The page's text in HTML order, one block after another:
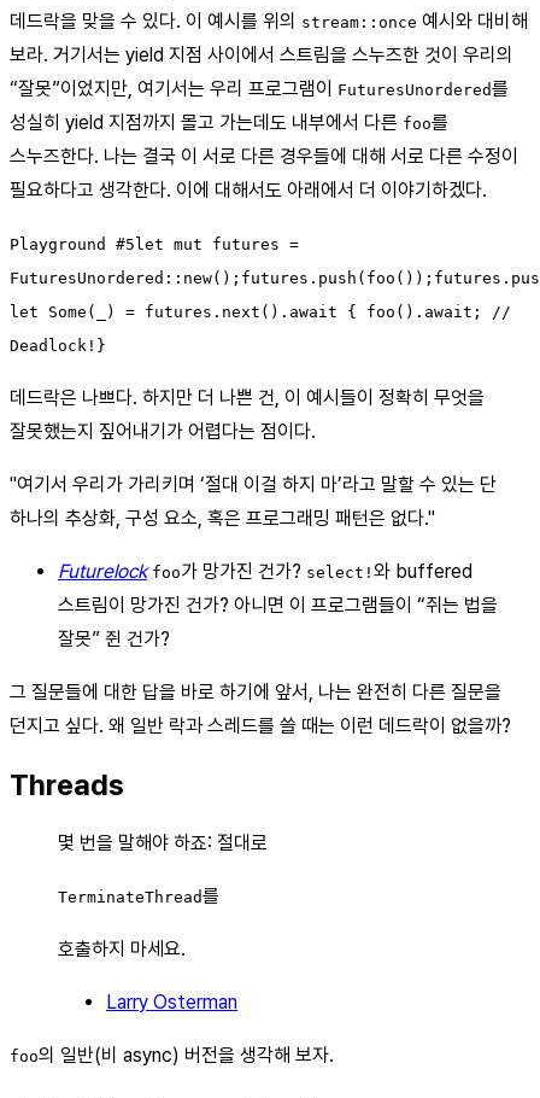
데드락을 맞을 수 있다. 이 예시를 위의
stream::once 예시와 대비해
보라. 거기서는 yield 지점 사이에서 스트림을 스누즈한 것이 우리의
“잘못”이었지만, 여기서는 우리 프로그램이
FuturesUnordered를
성실히 yield 지점까지 몰고 가는데도 내부에서 다른 foo를
스누즈한다. 나는 결국 이 서로 다른 경우들에 대해 서로 다른 수정이
필요하다고 생각한다. 이에 대해서도 아래에서 더 이야기하겠다.
Playground #5let mut futures =
let Some(_) = futures.next().await { foo().await; //
Deadlock!}
데드락은 나쁘다. 하지만 더 나쁜 건, 이 예시들이 정확히 무엇을
잘못했는지 짚어내기가 어렵다는 점이다.
"여기서 우리가 가리키며 ‘절대 이걸 하지 마’라고 말할 수 있는 단
하나의 추상화, 구성 요소, 혹은 프로그래밍 패턴은 없다."
Futurelock foo가 망가진 건가? select! 와 buffered
스트림이 망가진 건가? 아니면 이 프로그램들이 “쥐는 법을
잘못” 쥔 건가?
그 질문들에 대한 답을 바로 하기에 앞서, 나는 완전히 다른 질문을
던지고 싶다. 왜 일반 락과 스레드를 쓸 때는 이런 데드락이 없을까?
Threads
몇 번을 말해야 하죠: 절대로
TerminateThread를
호출하지 마세요.
Larry Osterman
foo의 일반(비 async) 버전을 생각해 보자.